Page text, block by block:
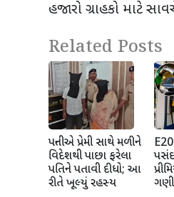
હજારો ગ્રાહકો માટે
Related Posts
પત્નીએ પ્રેમી સાથે મળીને
વિદેશથી પાછા ફરેલા
પતિને પતાવી દીધો; આ
રીતે ખૂલ્યું રહસ્ય
પસંદ